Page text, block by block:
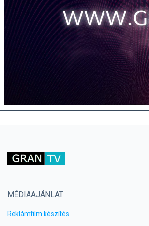
MÉDIAAJÁNLAT
Reklámfilm készítés